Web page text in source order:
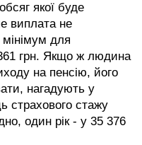
якої буде
виплата не
для
грн. Якщо ж людина
на пенсію, його
нагадують у
страхового стажу
один рік - у 35 376